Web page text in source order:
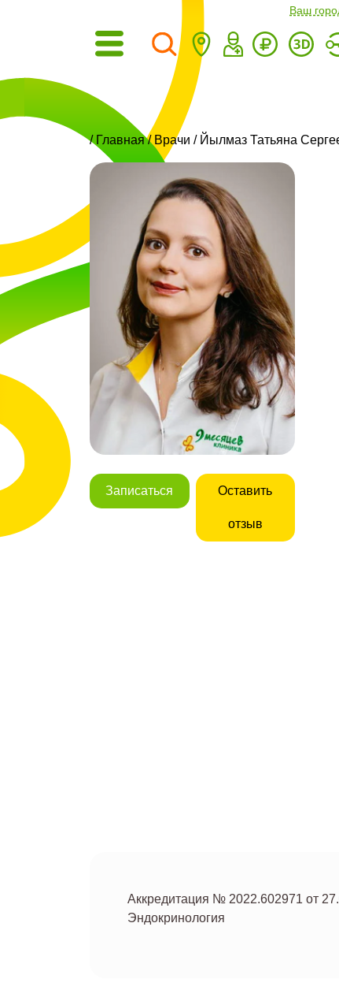
Ваш
/ Главная/ Врачи / Йылмаз Татьяна
Записаться Оставить
отзыв
Аккредитация № 2022.602971 от
Эндокринология